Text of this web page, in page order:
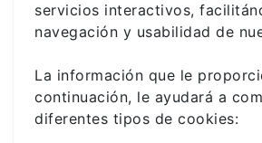
servicios interactivos,
navegación y usabilidad de
La información que le
continuación, le ayudará a
diferentes tipos de cookies: